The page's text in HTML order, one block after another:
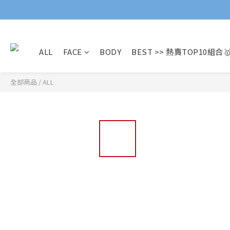
ALL FACE BODY BEST >> 熱賣TOP10組合
全部商品 /ALL